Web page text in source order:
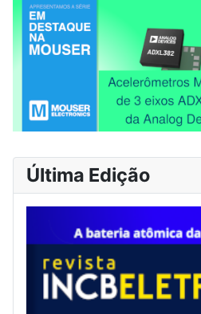
Última Edição